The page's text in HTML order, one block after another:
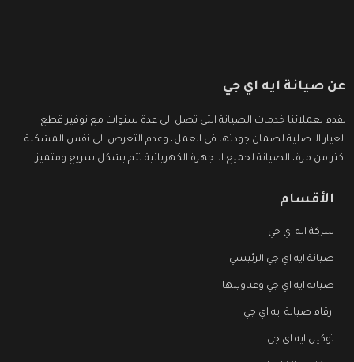
عن صيانة ايه اي جي
نقدم لعملائنا خدمات الصيانة التى تصل الى عدة سنوات مع توفير قطع
الغيار الاصلية لضمان جودتها فى العمل، وعدم التعرض الى نفس المشكلة
اكثر من مرة، الصيانة لجميع الاجهزة الكهربائية تتم بشكل سريع ومتميز.
الأقسام
شركة ايه اي جي
صيانة ايه اي جي الرئيسي
صيانة ايه اي جي وعناوينها
ارقام صيانة ايه اي جي
توكيل ايه اي جي